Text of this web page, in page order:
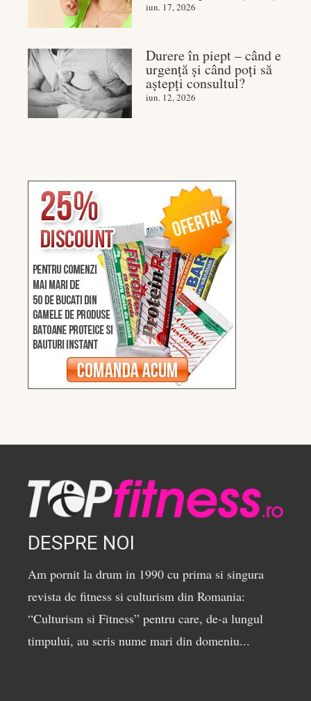
iun. 17, 2026
Durere în piept – când e
urgență și când poți să
aștepți consultul?
iun. 12, 2026
DESPRE NOI
Am pornit la drum in 1990 cu prima si singura
revista de fitness si culturism din Romania:
“Culturism si Fitness” pentru care, de-a lungul
timpului, au scris nume mari din domeniu...